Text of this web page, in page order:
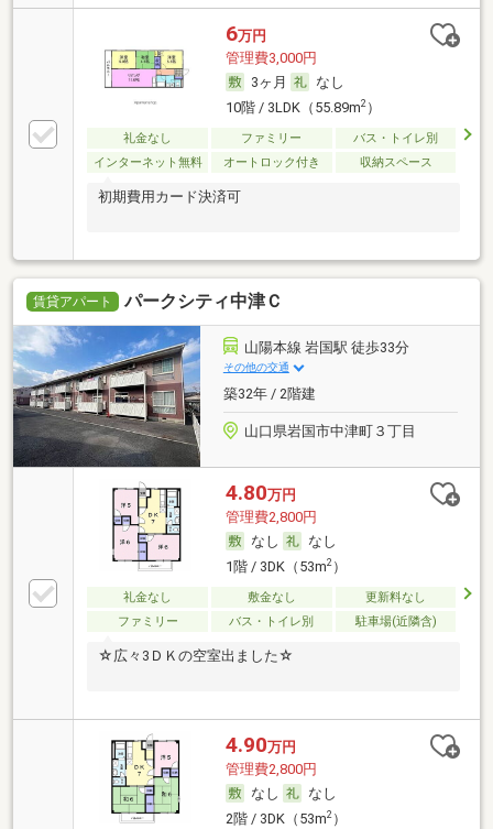
6万円
管理費3,000円
3ヶ月
なし
10階 / 3LDK（55.89m2）
礼金なし ファミリー
バス・トイレ別
インターネット無料
オートロック付き 収納スペース
初期費用カード決済可
賃貸アパート パークシティ中津Ｃ
山陽本線 岩国駅 徒歩33分
その他の交通
築32年 / 2階建
山口県岩国市中津町３丁目
4.80万円
管理費2,800円
なし
なし
1階 / 3DK（53m2）
礼金なし 敷金なし
更新料なし
ファミリー
バス・トイレ別 駐車場(近隣含)
☆広々3ＤＫの空室出ました☆
4.90万円
管理費2,800円
なし
なし
2階 / 3DK（53m2）